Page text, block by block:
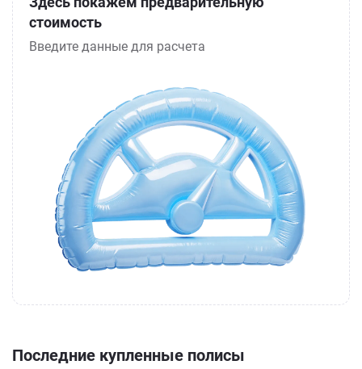
стоимость
Введите данные для расчета
Последние купленные полисы